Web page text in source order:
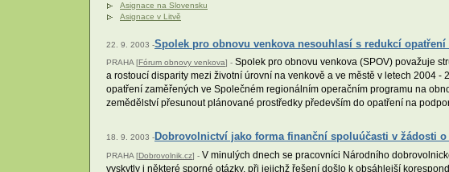
Asignace na Slovensku
Asignace v Litvě
22. 9. 2003 -Spolek pro obnovu venkova nesouhlasí s redukcí
PRAHA [Fórum obnovy venkova] - Spolek pro obnovu venkova (SPOV) považuje
a rostoucí disparity mezi životní úrovní na venkově a ve městě v letech 2004
opatření zaměřených ve Společném regionálním operačním programu na
zemědělství přesunout plánované prostředky především do opatření na
18. 9. 2003 -Dobrovolnictví jako forma finanční spoluúčasti v žádosti o
PRAHA [Dobrovolnik.cz] - V minulých dnech se pracovníci Národního
vyskytly i některé sporné otázky, při jejichž řešení došlo k obsáhlejší